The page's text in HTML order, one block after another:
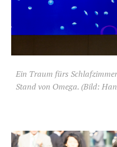
Ein Traum fürs
Stand von Omega. (Bild: